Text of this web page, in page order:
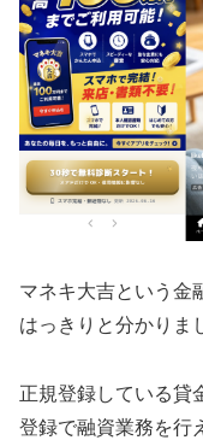
マネキ大吉 という
はっきりと分かりま
正規登録している貸
登録で融資業務を行